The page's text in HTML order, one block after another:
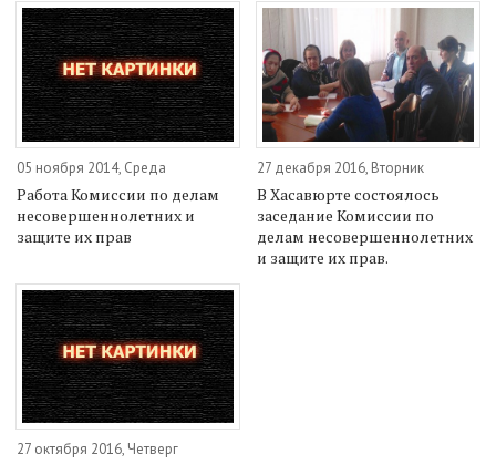
05 ноября 2014, Среда
Работа Комиссии по делам
несовершеннолетних и
защите их прав
27 декабря 2016, Вторник
В Хасавюрте состоялось
заседание Комиссии по
делам несовершеннолетних
и защите их прав.
27 октября 2016, Четверг